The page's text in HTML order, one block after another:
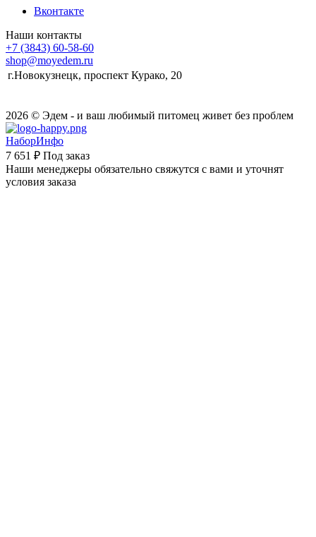
Вконтакте
Наши контакты
+7 (3843) 60-58-60
shop@moyedem.ru
г.Новокузнецк, проспект Курако, 20
2026 © Эдем - и ваш любимый питомец живет без проблем
НаборИнфо
7 651 ₽ Под заказ
Наши менеджеры обязательно свяжутся с вами и уточнят
условия заказа